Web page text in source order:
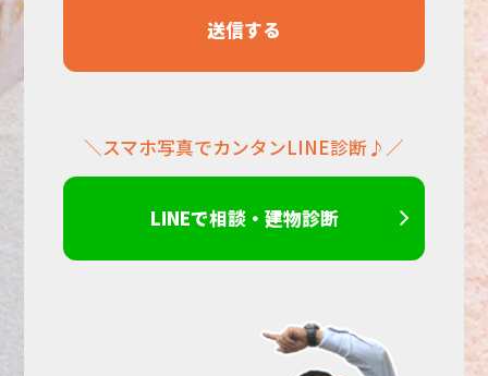
＼スマホ写真でカンタンLINE診断♪／
LINEで相談・建物診断